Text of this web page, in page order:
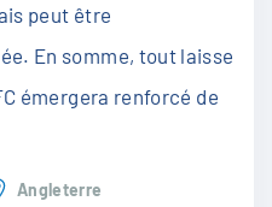
peut être
En somme, tout laisse
émergera renforcé de
Angleterre